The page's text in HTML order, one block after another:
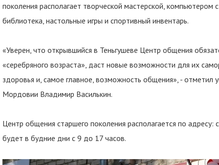
поколения располагает творческой мастерской,
библиотека, настольные игры и спортивный инвентарь.
«Уверен, что открывшийся в Теньгушеве Центр общения
«серебряного возраста», даст новые возможности для их
здоровья и, самое главное, возможность общения», -
Мордовии Владимир Василькин.
Центр общения старшего поколения располагается по адресу:
будет в будние дни с 9 до 17 часов.